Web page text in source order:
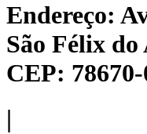
Endereço:
São Félix
CEP: 78670-
|